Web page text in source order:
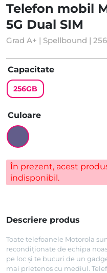
Telefon mobil
5G Dual SIM
Grad A+ | Spellbound |
Capacitate
256GB
Culoare
În prezent, acest
indisponibil.
Descriere produs
Toate telefoanele Motorola
recondiționate de echipa
pe loc și te bucuri de un
mai prietenos cu mediul.